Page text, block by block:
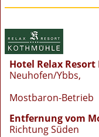
Hotel Relax
Neuhofen/Ybbs,
Mostbaron-Betrieb
Entfernung vom
Richtung Süden